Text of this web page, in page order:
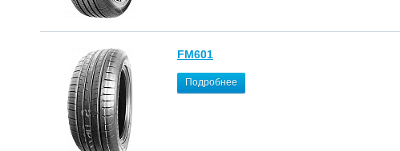
FM601
Подробнее